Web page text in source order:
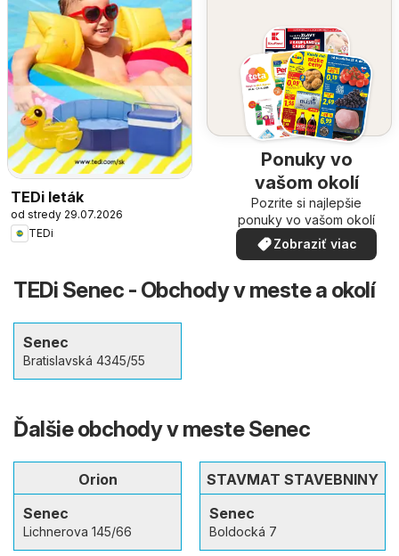
TEDi leták
od stredy 29.07.2026
TEDi
Ponuky vo
vašom okolí
Pozrite si najlepšie
ponuky vo vašom okolí
Zobraziť viac
TEDi Senec - Obchody v meste a okolí
Senec
Bratislavská 4345/55
Ďalšie obchody v meste Senec
Orion
Senec
Lichnerova 145/66
STAVMAT STAVEBNINY
Senec
Boldocká 7